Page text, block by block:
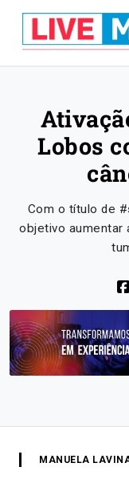
Lobos
Com o título de
objetivo aumentar
MANUELA